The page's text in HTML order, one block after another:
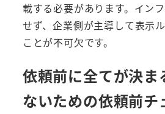
載する必要があります。イン
せず、企業側が主導して表示
ことが不可欠です。
依頼前に全てが決ま
ないための依頼前チ